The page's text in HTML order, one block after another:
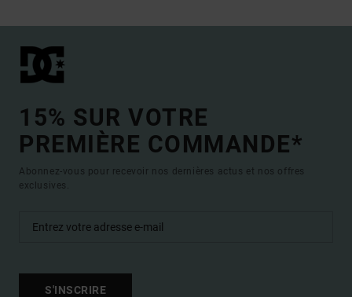
15% SUR VOTRE
PREMIÈRE COMMANDE*
Abonnez-vous pour recevoir nos dernières actus et nos offres
exclusives.
S'INSCRIRE